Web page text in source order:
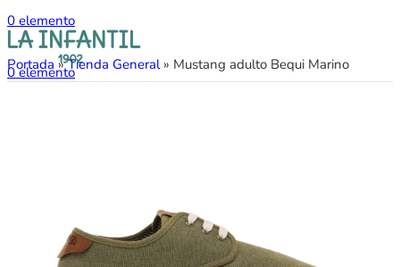
0 elemento
0elemento
Portada »Tienda General» Mustang adulto Bequi Marino